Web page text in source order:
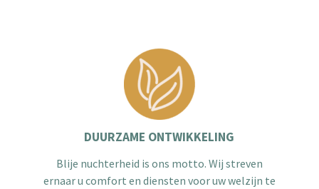
DUURZAME ONTWIKKELING
Blije nuchterheid is ons motto. Wij streven
ernaar u comfort en diensten voor uw welzijn te